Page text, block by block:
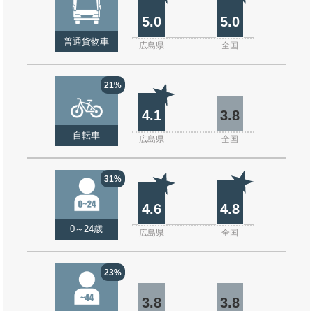
普通貨物車
5.0 5.0
広島県 全国
21%
自転車
4.1 3.8
広島県 全国
31%
0～24歳
4.6 4.8
広島県 全国
23%
3.8 3.8